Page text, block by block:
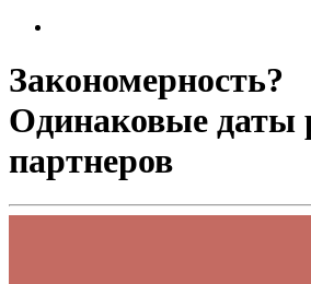
Закономерность?
Одинаковые даты
партнеров